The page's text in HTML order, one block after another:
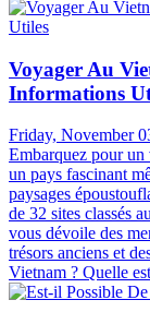
Voyager Au
Informations
Friday, November
Embarquez pour un
un pays fascinant
paysages
de 32 sites classés
vous dévoile des
trésors anciens et
Vietnam ? Quelle